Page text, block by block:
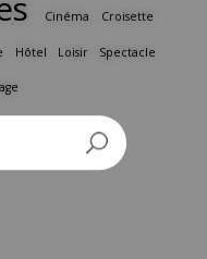
Cinéma Croisette
Hôtel Loisir Spectacle